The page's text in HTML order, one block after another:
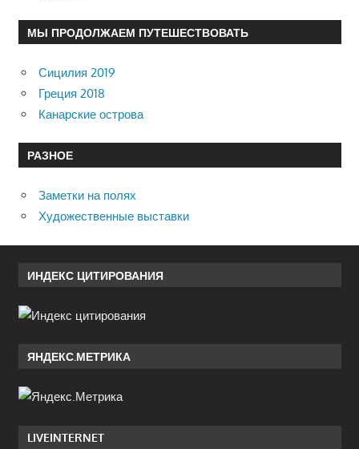
МЫ ПРОДОЛЖАЕМ ПУТЕШЕСТВОВАТЬ
Сицилия 2019
Греция 2018
Канарские острова
РАЗНОЕ
Заметки на полях
Художественные выставки
ИНДЕКС ЦИТИРОВАНИЯ
ЯНДЕКС.МЕТРИКА
LIVEINTERNET